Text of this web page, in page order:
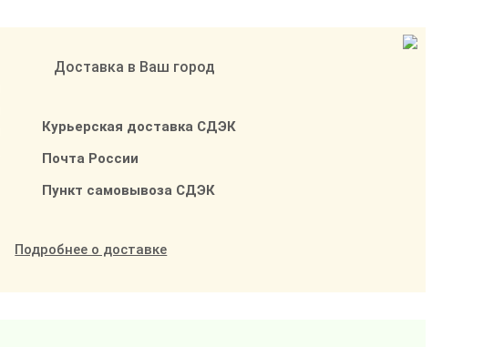
Доставка в Ваш город
Курьерская доставка СДЭК
Почта России
Пункт самовывоза СДЭК
Подробнее о доставке